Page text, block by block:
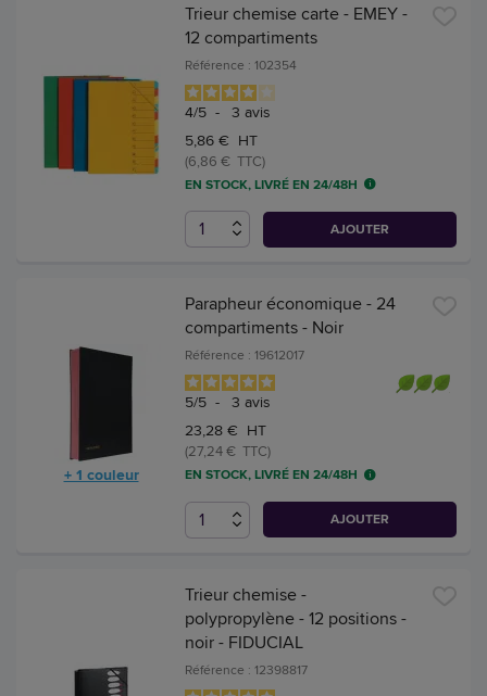
Trieur chemise carte - EMEY -
12 compartiments
Référence : 102354
4/5 - 3 avis
5,86 € HT
(6,86 € TTC)
EN STOCK, LIVRÉ EN 24/48H
AJOUTER
+ 1 couleur
Parapheur économique - 24
compartiments - Noir
Référence : 19612017
5/5 - 3 avis
23,28 € HT
(27,24 € TTC)
EN STOCK, LIVRÉ EN 24/48H
AJOUTER
Trieur chemise -
polypropylène - 12 positions -
noir - FIDUCIAL
Référence : 12398817